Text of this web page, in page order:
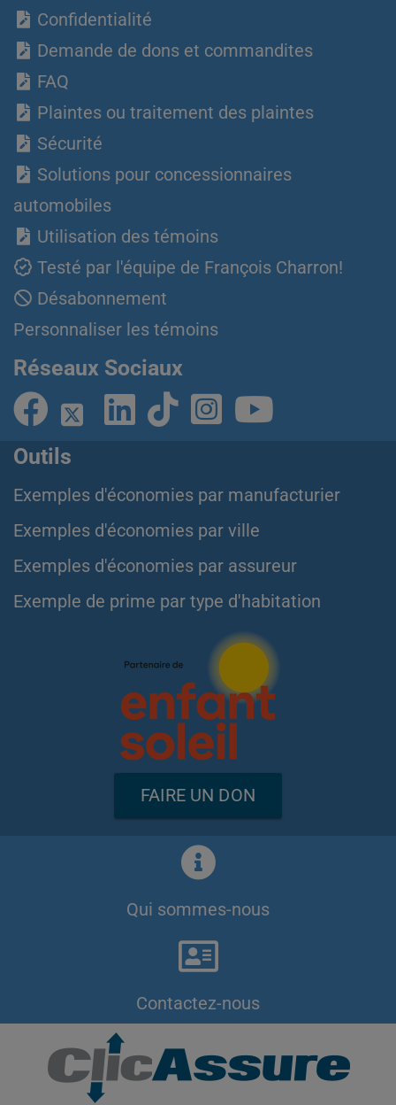
Confidentialité
Demande de dons et commandites
FAQ
Plaintes ou traitement des plaintes
Sécurité
Solutions pour concessionnaires
automobiles
Utilisation des témoins
Testé par l'équipe de François Charron!
Désabonnement
Personnaliser les témoins
Réseaux Sociaux
Outils
Exemples d'économies par manufacturier
Exemples d'économies par ville
Exemples d'économies par assureur
Exemple de prime par type d'habitation
FAIRE UN DON
Qui sommes-nous
Contactez-nous